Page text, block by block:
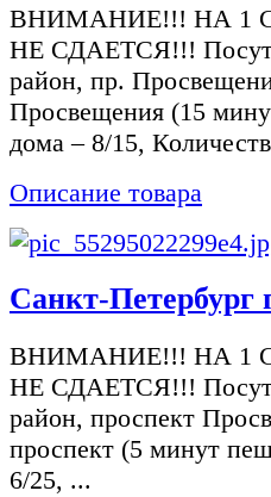
ВНИМАНИЕ!!! НА 1
НЕ СДАЕТСЯ!!!
район, пр.
Просвещения (15
дома – 8/15,
Описание товара
Санкт-Петербург
ВНИМАНИЕ!!! НА 1
НЕ СДАЕТСЯ!!!
район, проспект
проспект (5 минут
6/25, ...